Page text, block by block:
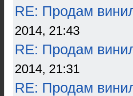
RE: Продам
2014, 21:43
RE: Продам
2014, 21:31
RE: Продам